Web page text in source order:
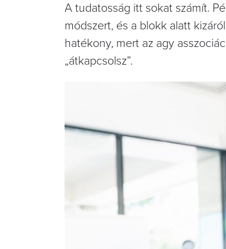
A tudatosság itt sokat számít.
módszert, és a blokk alatt
hatékony, mert az agy
„átkapcsolsz”.